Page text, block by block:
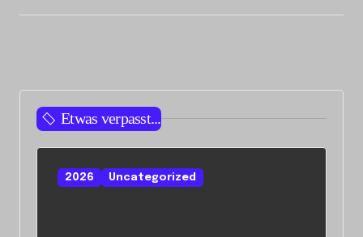
Etwas verpasst...
2026 Uncategorized